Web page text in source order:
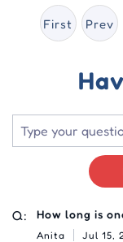
First Prev
Q: How long is
Anita Jul 15,